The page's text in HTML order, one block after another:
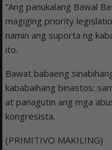
“Ang panukalang Bawal
magiging priority
namin ang suporta ng
ito.
Bawat babaeng
kababaihang binastos:
at panagutin ang mga
kongresista.
(PRIMITIVO MAKILING)